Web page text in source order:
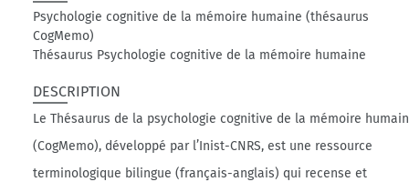
Psychologie cognitive de la mémoire humaine (thésaurus
CogMemo)
Thésaurus Psychologie cognitive de la mémoire humaine
DESCRIPTION
Le Thésaurus de la psychologie cognitive de la mémoire
(CogMemo), développé par l’Inist-CNRS, est une ressource
terminologique bilingue (français-anglais) qui recense et